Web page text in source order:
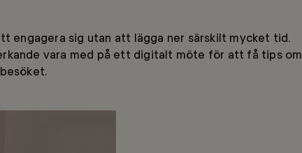
engagera sig utan att lägga ner särskilt mycket tid.
vara med på ett digitalt möte för att få tips om